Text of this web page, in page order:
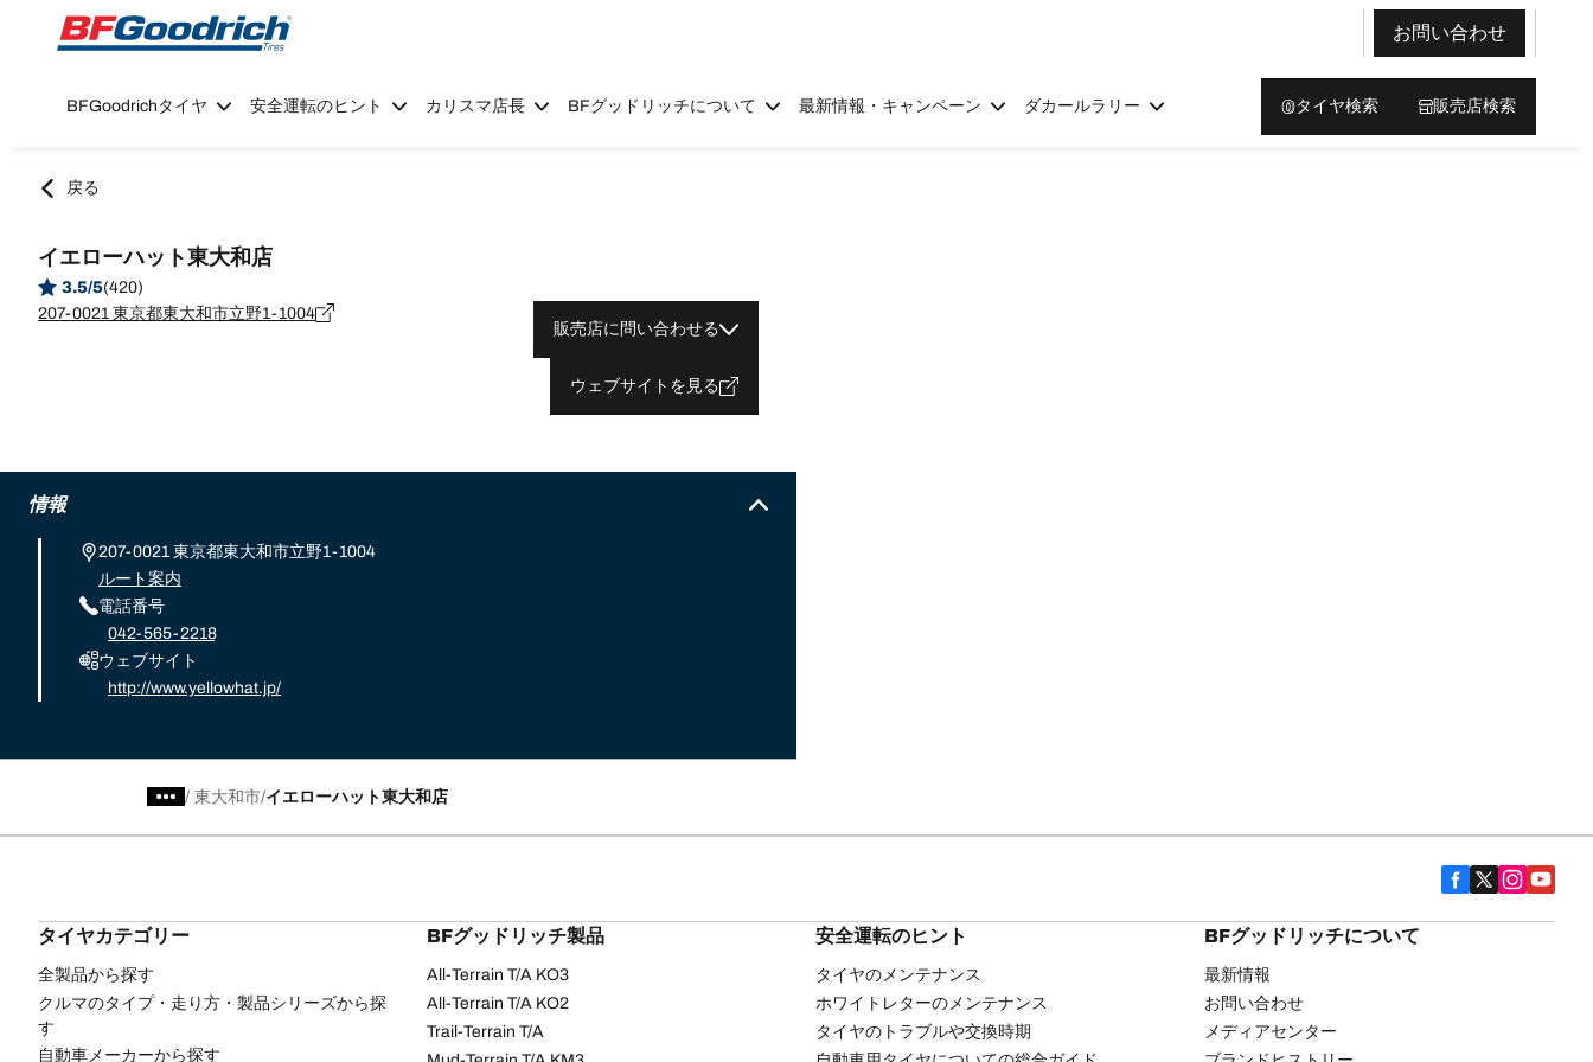
Go to page content
Go to page navigation
お問い合わせ
BFGoodrichタイヤ 安全運転のヒント カリスマ店長 BFグッドリッチについて 最新情報・キャンペーン ダカールラリー タイヤ検索 販売店検索
戻る
イエローハット東大和店
3.5/5(420)
207-0021 東京都東大和市立野1-1004
販売店に問い合わせる
ウェブサイトを見る
情報
207-0021 東京都東大和市立野1-1004
ルート案内
電話番号
042-565-2218
ウェブサイト
http://www.yellowhat.jp/
/ 東大和市 イエローハット東大和店
タイヤカテゴリー
全製品から探す
クルマのタイプ・走り方・製品シリーズから探
す
自動車メーカーから探す
BFグッドリッチ製品
All-Terrain T/A KO3
All-Terrain T/A KO2
Trail-Terrain T/A
安全運転のヒント
タイヤのメンテナンス
ホワイトレターのメンテナンス
タイヤのトラブルや交換時期
BFグッドリッチについて
最新情報
お問い合わせ
メディアセンター